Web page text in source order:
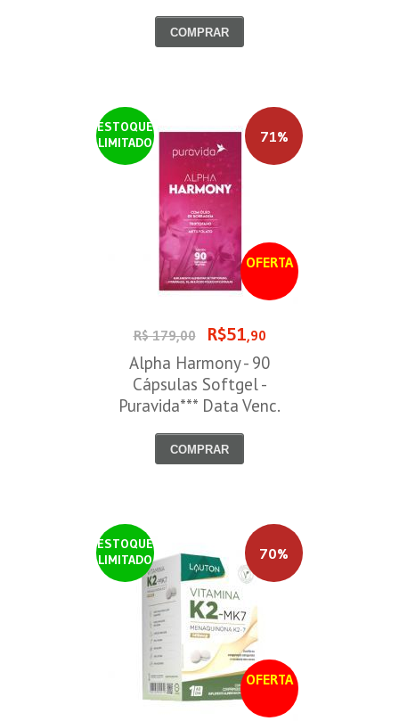
COMPRAR
ESTOQUE
LIMITADO
OFERTA
71%
R$ 179,00 R$51,90
Alpha Harmony - 90
Cápsulas Softgel -
Puravida*** Data Venc.
COMPRAR
ESTOQUE
LIMITADO
OFERTA
70%